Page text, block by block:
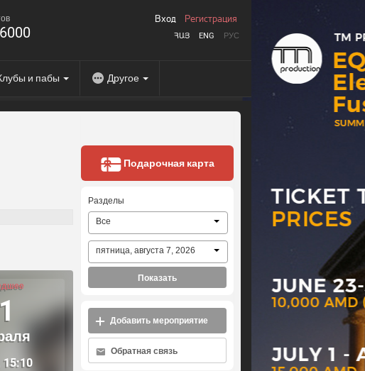
ՀԱՅ ENG РУС
Вход Регистрация
и пабы Другое
15:10
Подарочная карта
Разделы
Все
пятница, августа 7, 2026
Показать
Добавить мероприятие
Обратная связь